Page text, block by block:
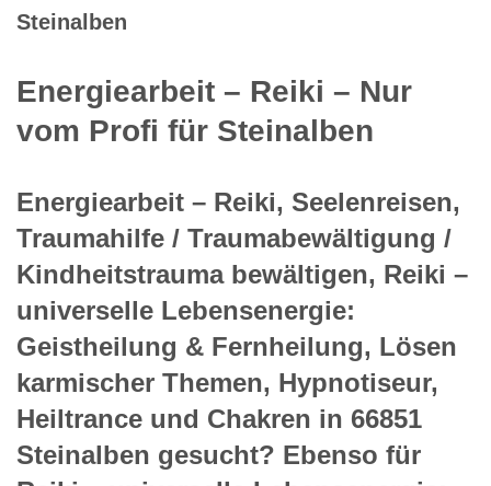
Steinalben
Energiearbeit – Reiki – Nur
vom Profi für Steinalben
Energiearbeit – Reiki, Seelenreisen,
Traumahilfe / Traumabewältigung /
Kindheitstrauma bewältigen, Reiki –
universelle Lebensenergie:
Geistheilung & Fernheilung, Lösen
karmischer Themen, Hypnotiseur,
Heiltrance und Chakren in 66851
Steinalben gesucht? Ebenso für